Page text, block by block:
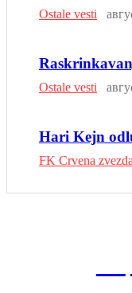
Ostale vesti
Ostale vesti
Hari Kejn
FK Crvena zvezda